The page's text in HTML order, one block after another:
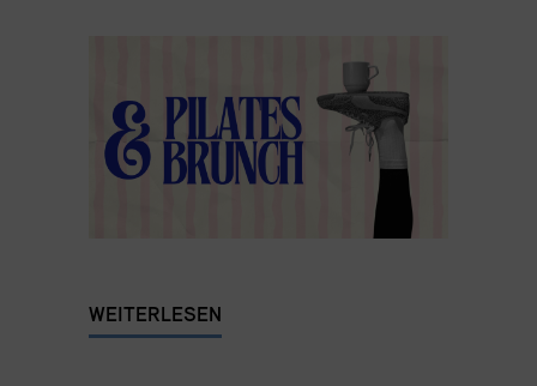
WEITERLESEN